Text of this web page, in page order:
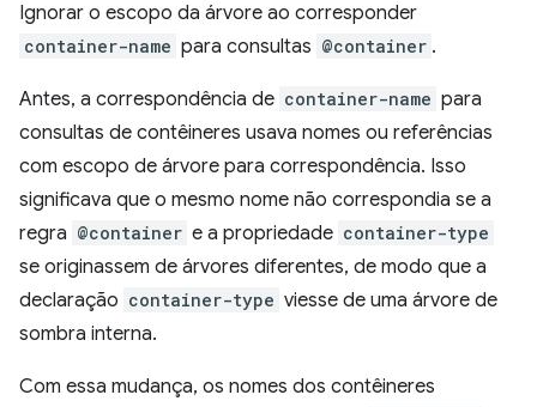
Ignorar o escopo da árvore ao corresponder
container-name para consultas @container .
Antes, a correspondência de container-name para
consultas de contêineres usava nomes ou referências
com escopo de árvore para correspondência. Isso
significava que o mesmo nome não correspondia se a
regra @container e a propriedade container-type
se originassem de árvores diferentes, de modo que a
declaração container-type viesse de uma árvore de
sombra interna.
Com essa mudança, os nomes dos contêineres